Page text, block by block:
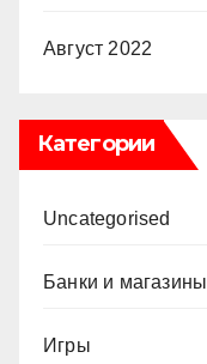
Август 2022
Категории
Uncategorised
Банки и магазины
Игры